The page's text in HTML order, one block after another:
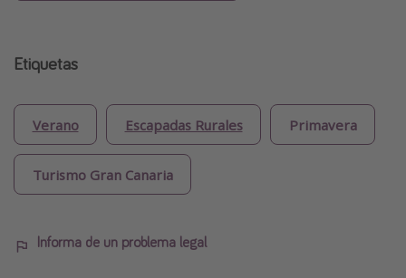
Etiquetas
Verano Escapadas Rurales Primavera
Turismo Gran Canaria
Informa de un problema legal